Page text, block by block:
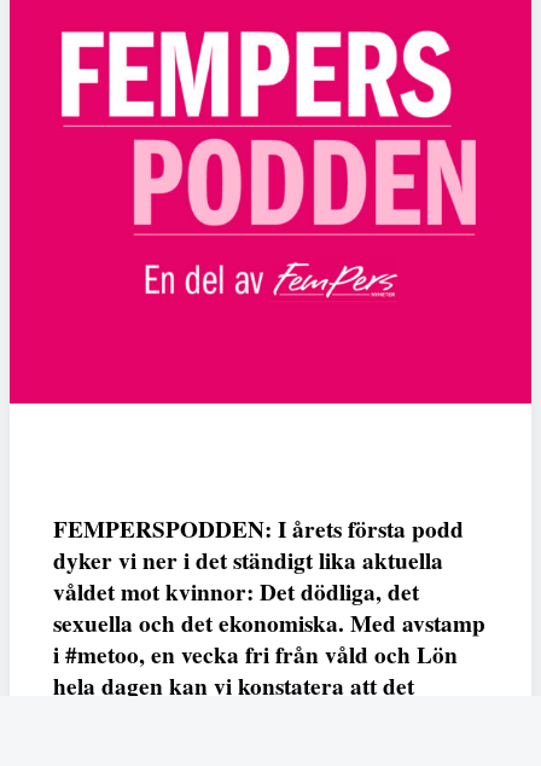
FEMPERSPODDEN: I årets första podd
dyker vi ner i det ständigt lika aktuella
våldet mot kvinnor: Det dödliga, det
sexuella och det ekonomiska. Med avstamp
i #metoo, en vecka fri från våld och Lön
hela dagen kan vi konstatera att det